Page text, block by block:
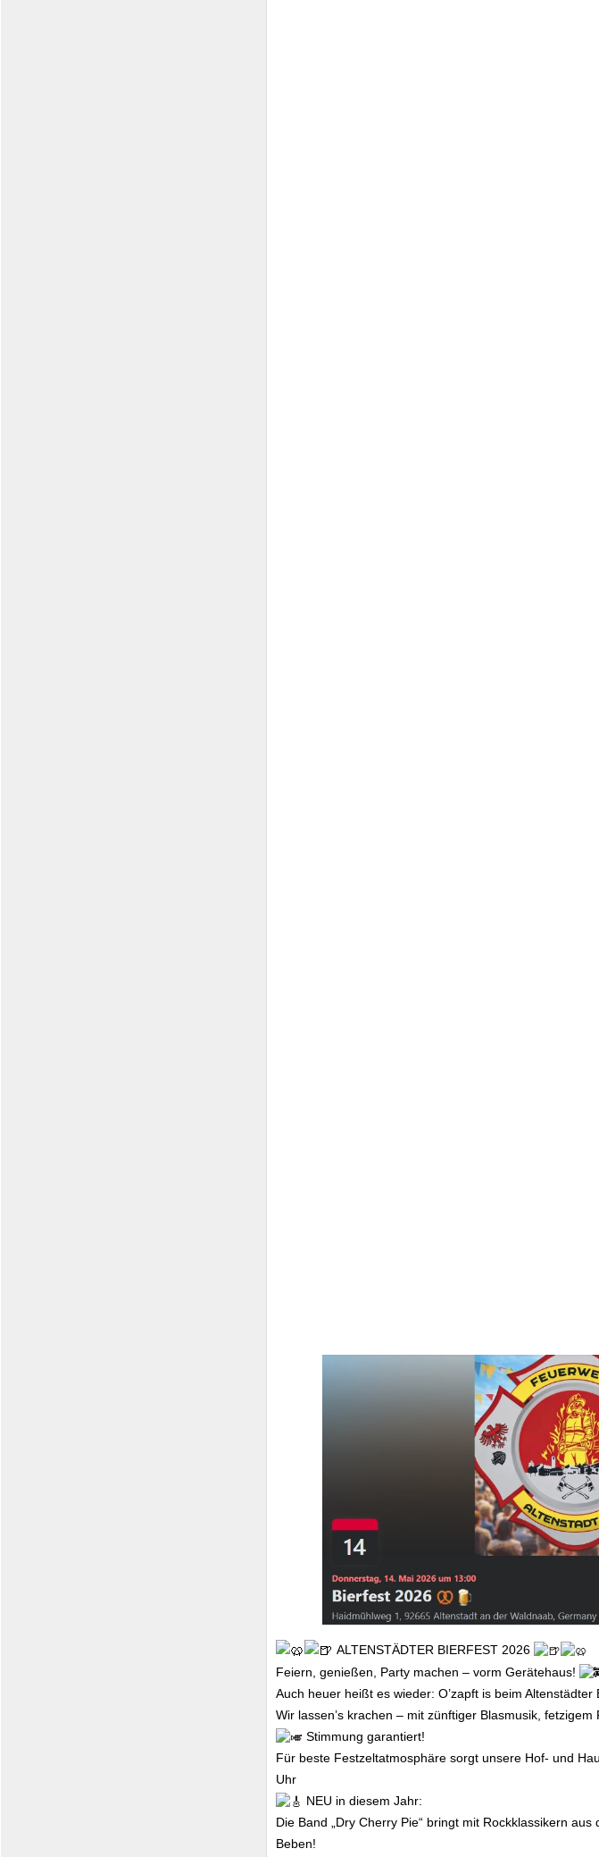
ALTENSTÄDTER BIERFEST 2026
Feiern, genießen, Party machen – vorm Gerätehaus!
Auch heuer heißt es wieder: O’zapft is beim Altenstädter
Wir lassen’s krachen – mit zünftiger Blasmusik,
Stimmung garantiert!
Für beste Festzeltatmosphäre sorgt unsere Hof- und
Uhr
NEU in diesem Jahr:
Die Band „Dry Cherry Pie“ bringt mit Rockklassikern
Beben!